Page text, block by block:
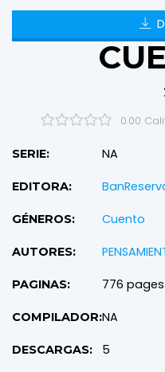
0.00
SERIE: NA
EDITORA:
GÉNEROS: Cuento
AUTORES:
PAGINAS: 776 pages
COMPILADOR:NA
DESCARGAS: 5